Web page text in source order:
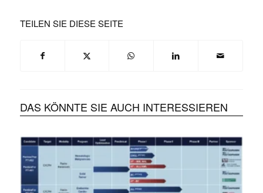
TEILEN SIE DIESE SEITE
DAS KÖNNTE SIE AUCH INTERESSIEREN